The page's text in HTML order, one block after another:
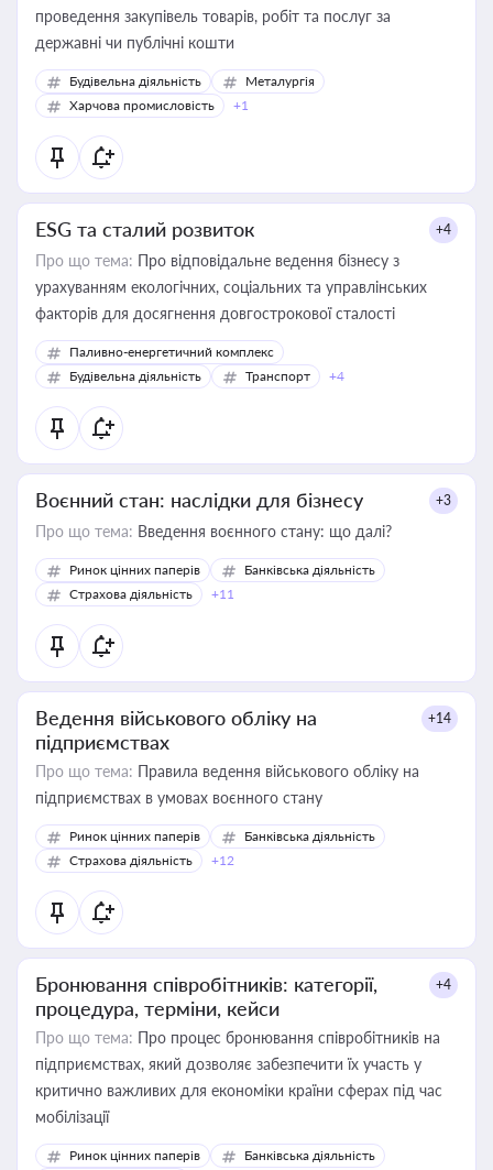
проведення закупівель товарів, робіт та послуг за
державні чи публічні кошти
Будівельна діяльність
Металургія
Харчова промисловість
+1
ESG та сталий розвиток +4
Про що тема: Про відповідальне ведення бізнесу з
урахуванням екологічних, соціальних та управлінських
факторів для досягнення довгострокової сталості
Паливно-енергетичний комплекс
Будівельна діяльність
Транспорт +4
Воєнний стан: наслідки для бізнесу +3
Про що тема: Введення воєнного стану: що далі?
Ринок цінних паперів
Банківська діяльність
Страхова діяльність
+11
Ведення військового обліку на
підприємствах
+14
Про що тема: Правила ведення військового обліку на
підприємствах в умовах воєнного стану
Ринок цінних паперів
Банківська діяльність
Страхова діяльність
+12
Бронювання співробітників: категорії,
процедура, терміни, кейси
+4
Про що тема: Про процес бронювання співробітників на
підприємствах, який дозволяє забезпечити їх участь у
критично важливих для економіки країни сферах під час
мобілізації
Ринок цінних паперів
Банківська діяльність